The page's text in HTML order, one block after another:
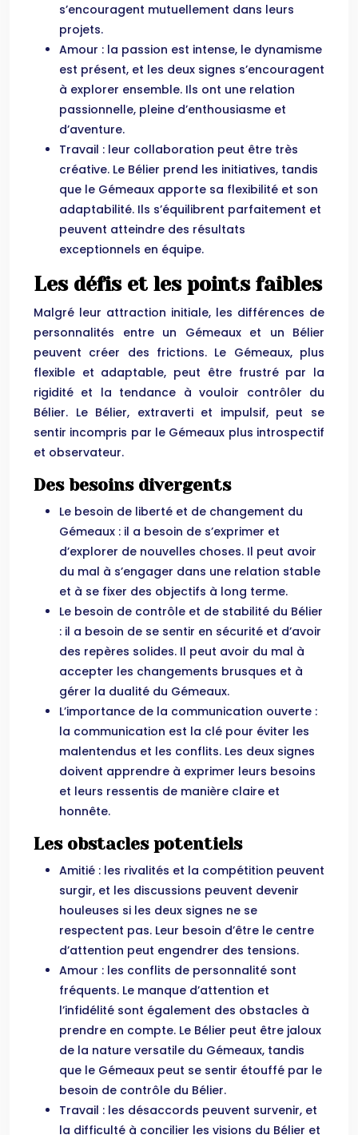
s’encouragent mutuellement dans leurs
projets.
Amour : la passion est intense, le dynamisme
est présent, et les deux signes s’encouragent
à explorer ensemble. Ils ont une relation
passionnelle, pleine d’enthousiasme et
d’aventure.
Travail : leur collaboration peut être très
créative. Le Bélier prend les initiatives, tandis
que le Gémeaux apporte sa flexibilité et son
adaptabilité. Ils s’équilibrent parfaitement et
peuvent atteindre des résultats
exceptionnels en équipe.
Les défis et les points faibles
Malgré leur attraction initiale, les différences de
personnalités entre un Gémeaux et un Bélier
peuvent créer des frictions. Le Gémeaux, plus
flexible et adaptable, peut être frustré par la
rigidité et la tendance à vouloir contrôler du
Bélier. Le Bélier, extraverti et impulsif, peut se
sentir incompris par le Gémeaux plus introspectif
et observateur.
Des besoins divergents
Le besoin de liberté et de changement du
Gémeaux : il a besoin de s’exprimer et
d’explorer de nouvelles choses. Il peut avoir
du mal à s’engager dans une relation stable
et à se fixer des objectifs à long terme.
Le besoin de contrôle et de stabilité du Bélier
: il a besoin de se sentir en sécurité et d’avoir
des repères solides. Il peut avoir du mal à
accepter les changements brusques et à
gérer la dualité du Gémeaux.
L’importance de la communication ouverte :
la communication est la clé pour éviter les
malentendus et les conflits. Les deux signes
doivent apprendre à exprimer leurs besoins
et leurs ressentis de manière claire et
honnête.
Les obstacles potentiels
Amitié : les rivalités et la compétition peuvent
surgir, et les discussions peuvent devenir
houleuses si les deux signes ne se
respectent pas. Leur besoin d’être le centre
d’attention peut engendrer des tensions.
Amour : les conflits de personnalité sont
fréquents. Le manque d’attention et
l’infidélité sont également des obstacles à
prendre en compte. Le Bélier peut être jaloux
de la nature versatile du Gémeaux, tandis
que le Gémeaux peut se sentir étouffé par le
besoin de contrôle du Bélier.
Travail : les désaccords peuvent survenir, et
la difficulté à concilier les visions du Bélier et